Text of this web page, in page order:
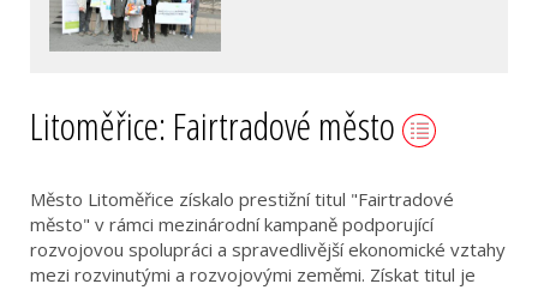
Litoměřice: Fairtradové město
Město Litoměřice získalo prestižní titul "Fairtradové
město" v rámci mezinárodní kampaně podporující
rozvojovou spolupráci a spravedlivější ekonomické vztahy
mezi rozvinutými a rozvojovými zeměmi. Získat titul je